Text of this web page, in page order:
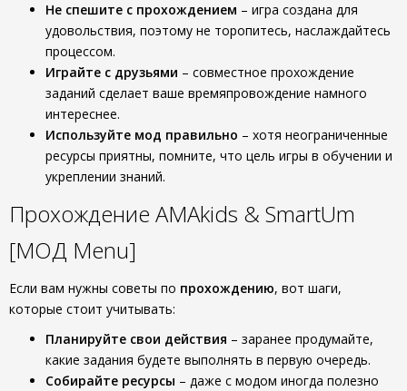
Не спешите с прохождением – игра создана для
удовольствия, поэтому не торопитесь, наслаждайтесь
процессом.
Играйте с друзьями – совместное прохождение
заданий сделает ваше времяпровождение намного
интереснее.
Используйте мод правильно – хотя неограниченные
ресурсы приятны, помните, что цель игры в обучении и
укреплении знаний.
Прохождение AMAkids & SmartUm
[МОД Menu]
Если вам нужны советы по прохождению, вот шаги,
которые стоит учитывать:
Планируйте свои действия – заранее продумайте,
какие задания будете выполнять в первую очередь.
Собирайте ресурсы – даже с модом иногда полезно